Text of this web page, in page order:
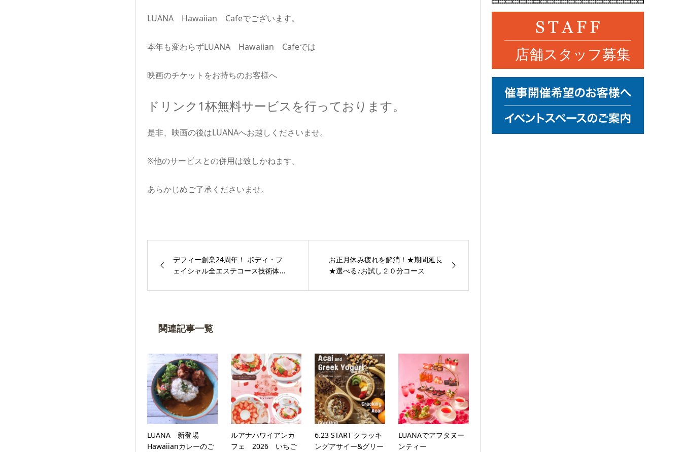
LUANA Hawaiian Cafeでございます。
本年も変わらずLUANA Hawaiian Cafeでは
映画のチケットをお持ちのお客様へ
ドリンク1杯無料サービスを行っております。
是非、映画の後はLUANAへお越しくださいませ。
※他のサービスとの併用は致しかねます。
あらかじめご了承くださいませ。
デフィー創業24周年！ ボディ・フ
ェイシャル全エステコース技術体...
お正月休み疲れを解消！★期間延長
★選べる♪お試し２０分コース
関連記事一覧
LUANA 新登場
Hawaiianカレーのご
ルアナハワイアンカ
フェ 2026 いちご
6.23 START クラッキ
ングアサイー&グリー
LUANAでアフタヌー
ンティー